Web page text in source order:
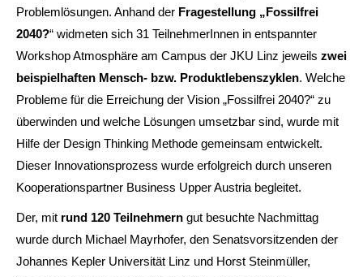
Problemlösungen. Anhand der Fragestellung „Fossilfrei
2040?“ widmeten sich 31 TeilnehmerInnen in entspannter
Workshop Atmosphäre am Campus der JKU Linz jeweils zwei
beispielhaften Mensch- bzw. Produktlebenszyklen. Welche
Probleme für die Erreichung der Vision „Fossilfrei 2040?“ zu
überwinden und welche Lösungen umsetzbar sind, wurde mit
Hilfe der Design Thinking Methode gemeinsam entwickelt.
Dieser Innovationsprozess wurde erfolgreich durch unseren
Kooperationspartner Business Upper Austria begleitet.
Der, mit rund 120 Teilnehmern gut besuchte Nachmittag
wurde durch Michael Mayrhofer, den Senatsvorsitzenden der
Johannes Kepler Universität Linz und Horst Steinmüller,